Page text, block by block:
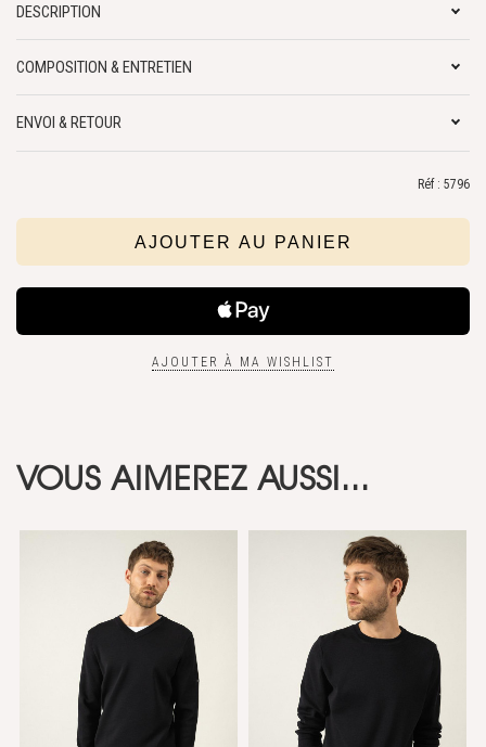
DESCRIPTION
COMPOSITION & ENTRETIEN
ENVOI & RETOUR
Réf : 5796
AJOUTER À MA WISHLIST
VOUS AIMEREZ AUSSI...